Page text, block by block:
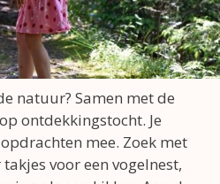
natuur? Samen met de
ontdekkingstocht. Je
mee. Zoek met
voor een vogelnest,